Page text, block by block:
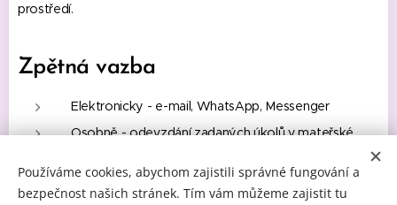
prostředí.
Zpětná vazba
Elektronicky - e-mail, WhatsApp, Messenger
Osobně - odevzdání zadaných úkolů v mateřské
Používáme cookies, abychom zajistili správné fungování a
bezpečnost našich stránek. Tím vám můžeme zajistit tu